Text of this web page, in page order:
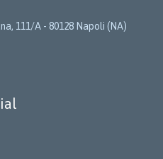
111/A - 80128 Napoli (NA)